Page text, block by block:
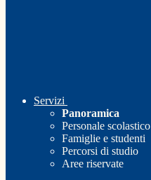
Servizi
Panoramica
Personale scolastico
Famiglie e studenti
Percorsi di studio
Aree riservate